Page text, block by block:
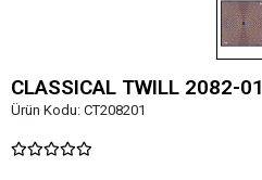
CLASSICAL TWILL 2082-01
Ürün Kodu: CT208201